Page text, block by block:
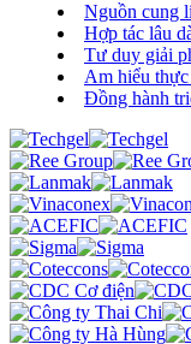
Nguồn cung
Hợp tác lâu
Tư duy giải
Am hiểu thực
Đồng hành